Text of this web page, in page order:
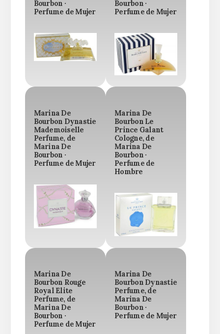
Bourbon ·
Perfume de Mujer
Bourbon ·
Perfume de Mujer
Marina De
Bourbon Dynastie
Mademoiselle
Perfume, de
Marina De
Bourbon ·
Perfume de Mujer
Marina De
Bourbon Le
Prince Galant
Cologne, de
Marina De
Bourbon ·
Perfume de
Hombre
Marina De
Bourbon Rouge
Royal Elite
Perfume, de
Marina De
Bourbon ·
Perfume de Mujer
Marina De
Bourbon Dynastie
Perfume, de
Marina De
Bourbon ·
Perfume de Mujer